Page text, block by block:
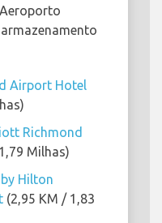
Airport Hotel
Richmond
Milhas)
Hilton
(2,95 KM / 1,83